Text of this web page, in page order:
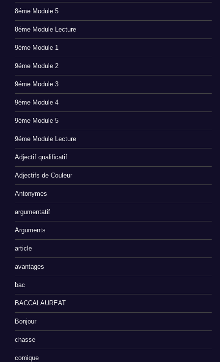
8éme Module 5
8éme Module Lecture
9éme Module 1
9éme Module 2
9éme Module 3
9éme Module 4
9éme Module 5
9éme Module Lecture
Adjectif qualificatif
Adjectifs de Couleur
Antonymes
argumentatif
Arguments
article
avantages
bac
BACCALAUREAT
Bonjour
chasse
comique